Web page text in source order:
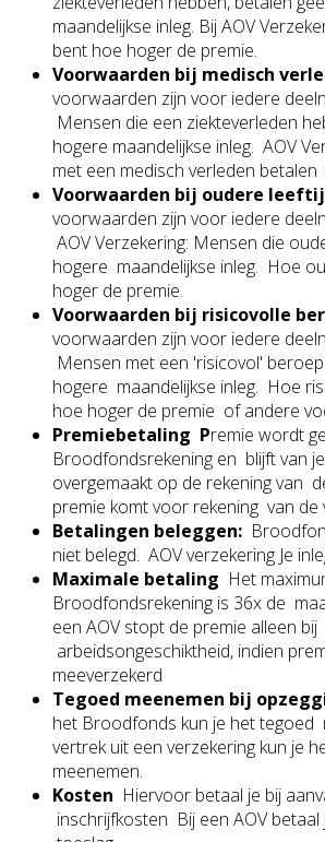
maandelijkse inleg. Bij AOV
bent hoe hoger de premie.
Voorwaarden bij medisch
voorwaarden zijn voor iedere
Mensen die een ziekteverleden
hogere maandelijkse inleg. AOV
met een medisch verleden
Voorwaarden bij oudere
voorwaarden zijn voor iedere
AOV Verzekering: Mensen die
hogere maandelijkse inleg. Hoe
hoger de premie.
Voorwaarden bij risicovolle
voorwaarden zijn voor iedere
Mensen met een 'risicovol'
hogere maandelijkse inleg. Hoe
hoe hoger de premie of andere
Premiebetaling Premie wordt
Broodfondsrekening en blijft van
overgemaakt op de rekening van
premie komt voor rekening van de
Betalingen beleggen:
niet belegd. AOV verzekering Je
Maximale betaling Het
Broodfondsrekening is 36x de
een AOV stopt de premie alleen bij
arbeidsongeschiktheid, indien
meeverzekerd
Tegoed meenemen bij
het Broodfonds kun je het tegoed
vertrek uit een verzekering kun je
meenemen.
Kosten Hiervoor betaal je bij
inschrijfkosten Bij een AOV